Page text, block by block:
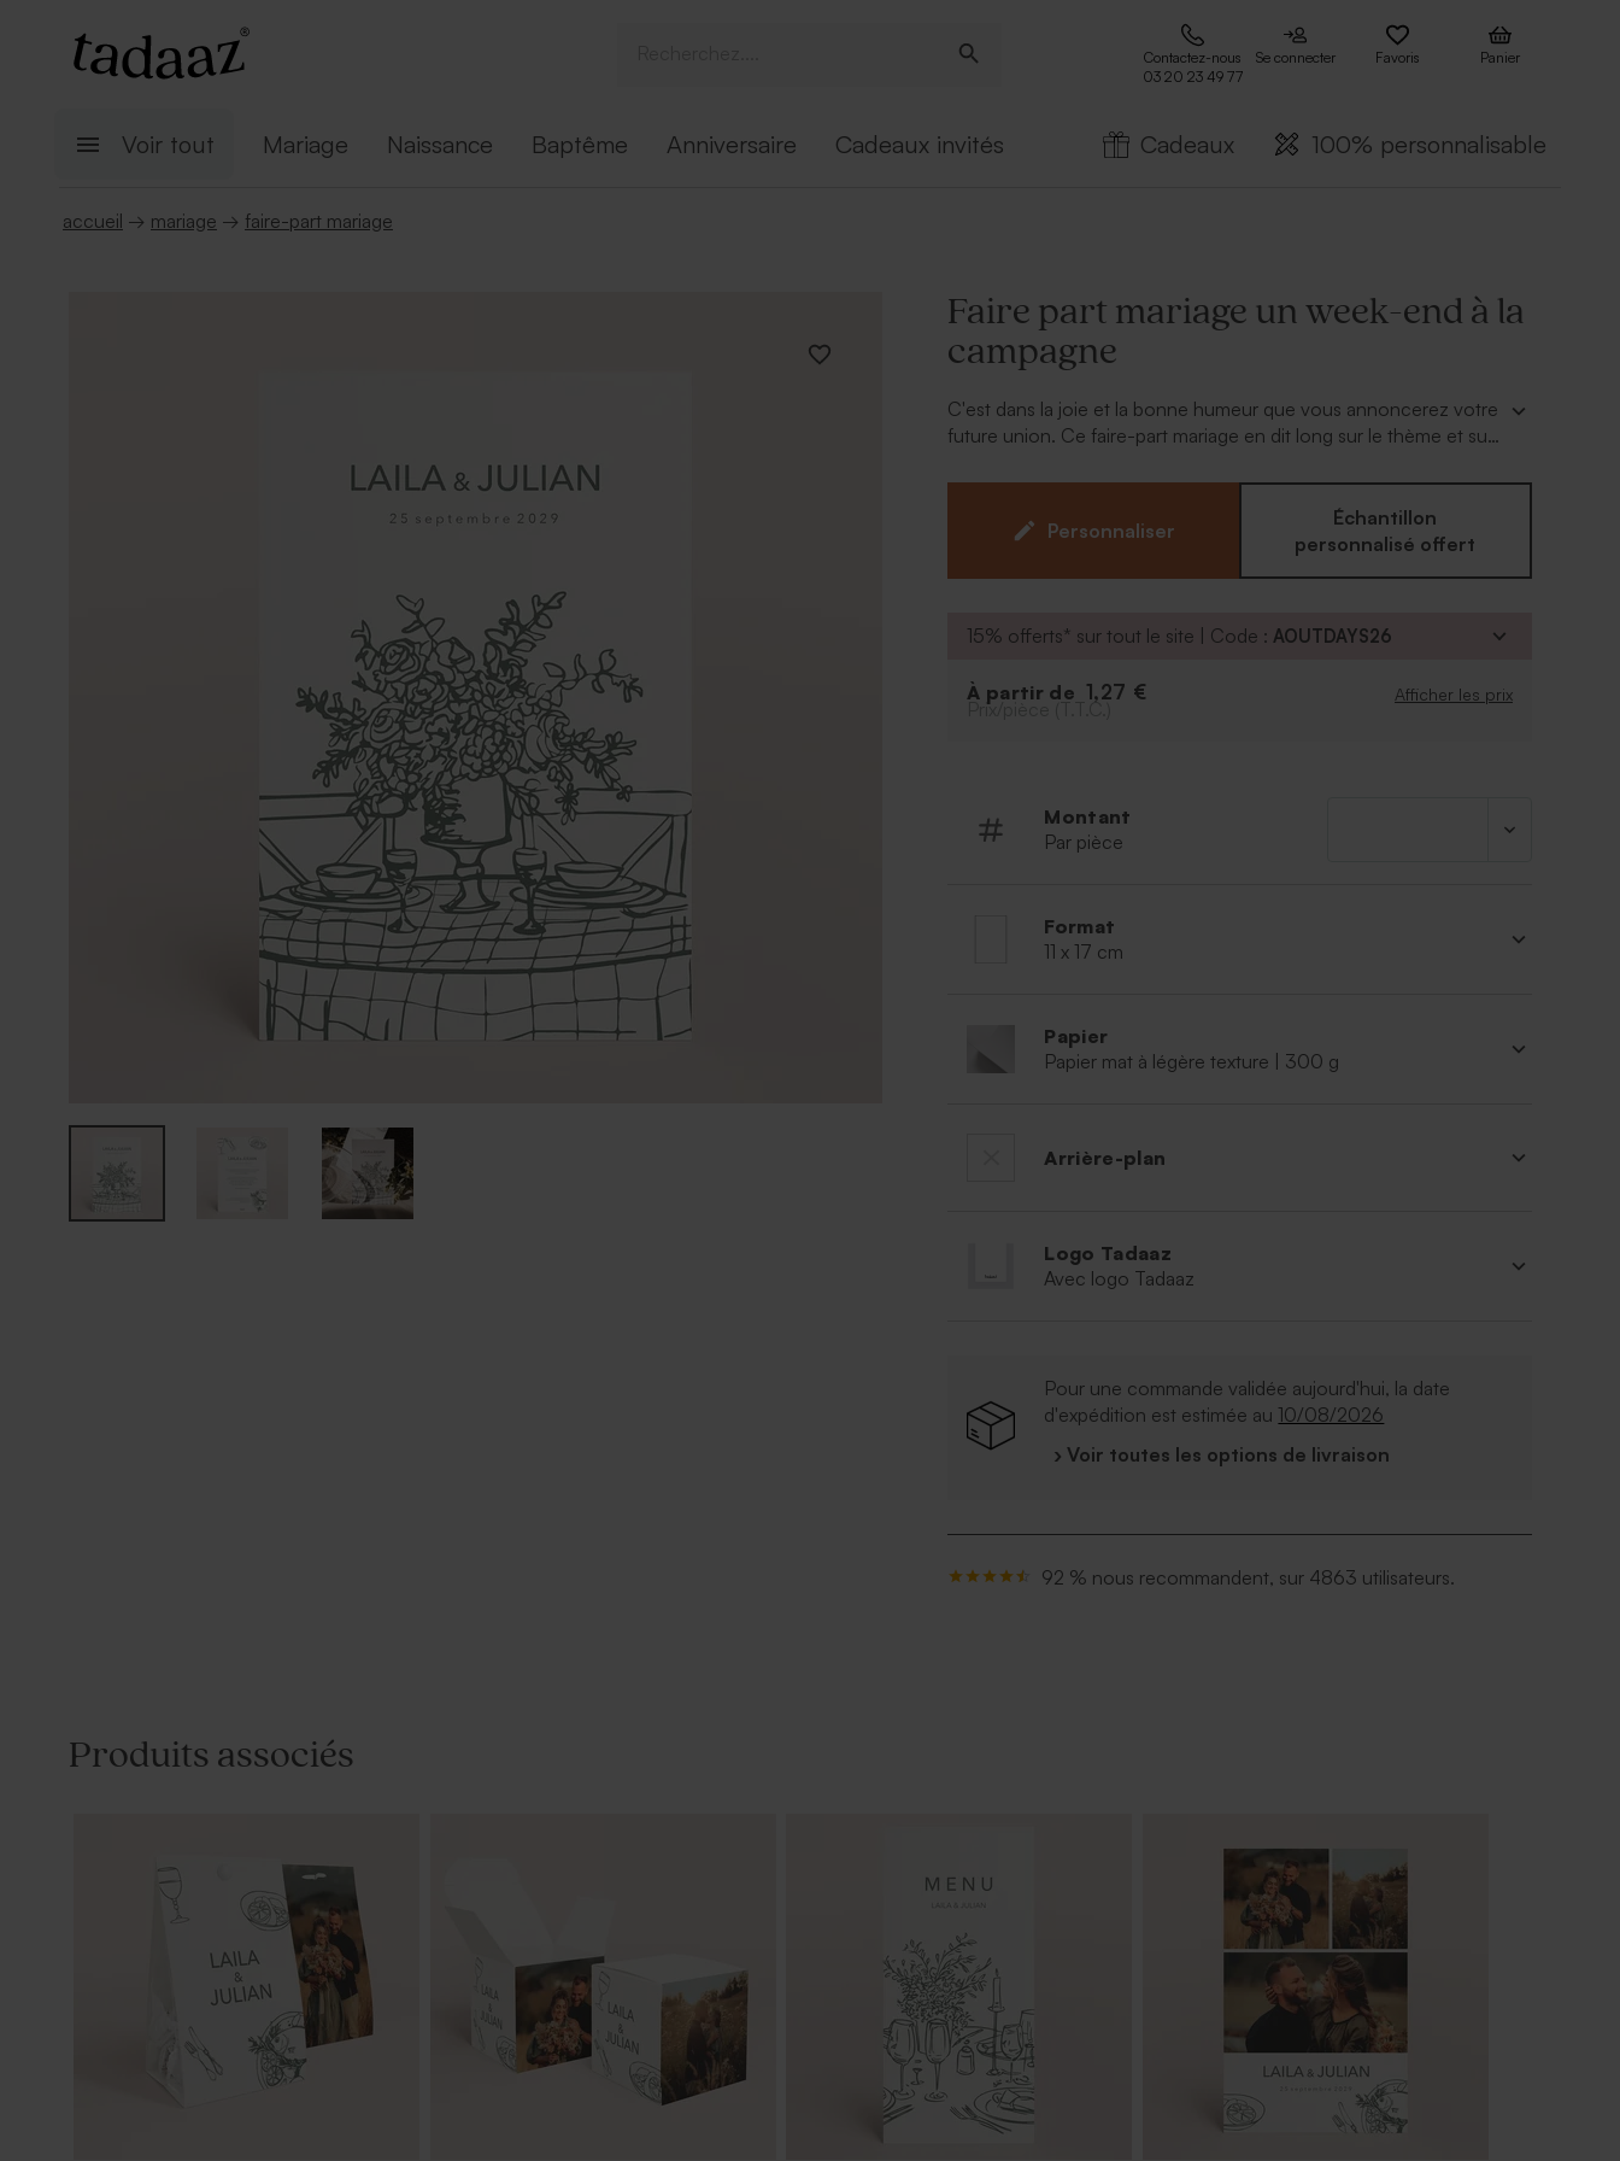
Contactez-nous
03 20 23 49 77
Se connecter Favoris Panier
Voir tout Mariage Naissance Baptême Anniversaire Cadeaux invités Cadeaux 100% personnalisable
accueil → mariage → faire-part mariage
Faire part mariage un week-end à la
campagne
C'est dans la joie et la bonne humeur que vous annoncerez votre
future union. Ce faire-part mariage en dit long sur le thème et sur
Personnaliser
Échantillon
personnalisé offert
15% offerts* sur tout le site | Code :AOUTDAYS26
À partir de 1,27 € Afficher les prix
Prix/pièce (T.T.C.)
Montant
Par pièce
Format
11 x 17 cm
Papier
Papier mat à légère texture | 300 g
Arrière-plan
Logo Tadaaz
Avec logo Tadaaz
Pour une commande validée aujourd'hui, la date
d'expédition est estimée au 10/08/2026
› Voir toutes les options de livraison
92 % nous recommandent, sur 4863 utilisateurs.
Produits associés